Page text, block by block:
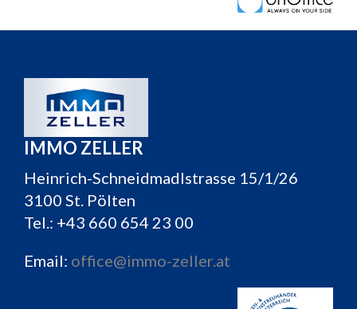
IMMO ZELLER
Heinrich-Schneidmadlstrasse 15/1/26
3100 St. Pölten
Tel.: +43 660 654 23 00
Email: office@immo-zeller.at